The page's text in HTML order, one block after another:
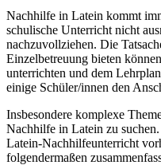
Nachhilfe in Latein kommt
schulische Unterricht nicht
nachzuvollziehen. Die
Einzelbetreuung bieten
unterrichten und dem
einige Schüler/innen den
Insbesondere komplexe
Nachhilfe in Latein zu
Latein-Nachhilfeunterricht
folgendermaßen